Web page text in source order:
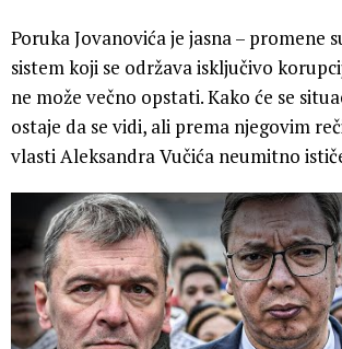
Poruka Jovanovića je jasna – promene
sistem koji se održava isključivo
ne može večno opstati. Kako će se
ostaje da se vidi, ali prema njegovim
vlasti Aleksandra Vučića neumitno